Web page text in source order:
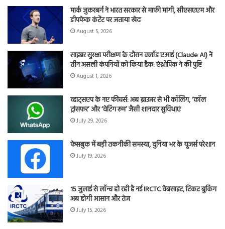
मार्क जुकरबर्ग ने भारत सरकार से माफी मांगी, सीएसएएम और
डीपफेक कंटेंट पर जताया खेद
August 5, 2026
साइबर सुरक्षा परीक्षण के दौरान क्लॉड एआई (Claude AI) ने
तीन असली कंपनियों को किया हैक: एंथ्रोपिक ने की पुष्टि
August 1, 2026
व्हाट्सएप के नए फीचर्स: अब ब्राउजर से भी कॉलिंग, ‘कॉल
ट्रांसफर’ और ‘वेटिंग रूम’ जैसी शानदार सुविधाएं
July 29, 2026
फेसबुक में बड़ी तकनीकी समस्या, दुनिया भर के यूजर्स परेशान
July 19, 2026
15 जुलाई से लॉन्च हो रही है नई IRCTC वेबसाइट, टिकट बुकिंग
अब होगी आसान और तेज
July 15, 2026